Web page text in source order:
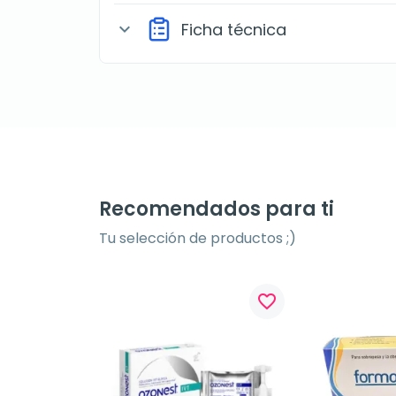
expand_more Ficha técnica
Recomendados para ti
Tu selección de productos ;)
favorite_border